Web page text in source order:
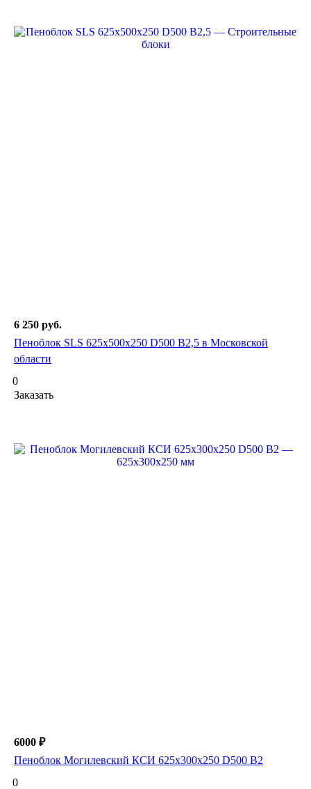
6 250 руб.
Пеноблок SLS 625х500х250 D500 В2,5 в Московской
области
0
Заказать
6000 ₽
Пеноблок Могилевский КСИ 625х300х250 D500 B2
0